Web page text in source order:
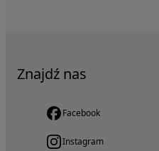
Znajdź nas
Facebook
Instagram